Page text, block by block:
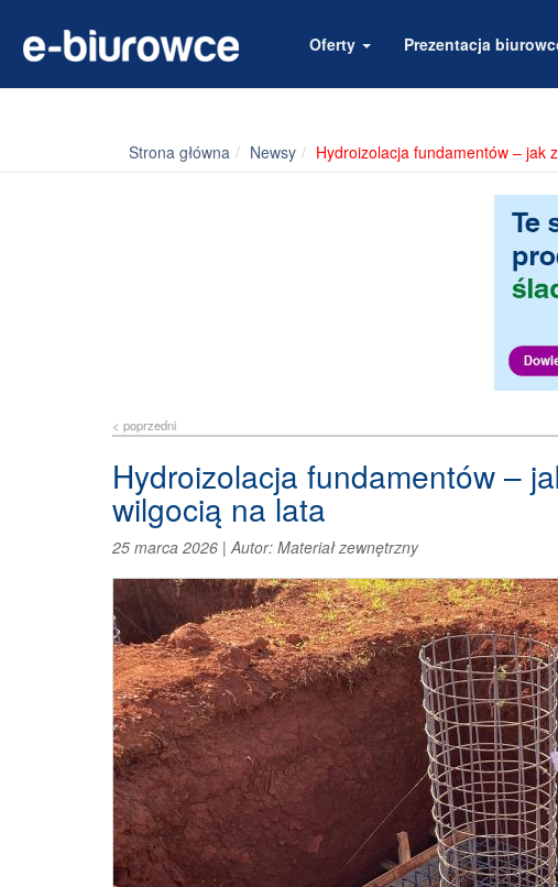
Oferty Prezentacja
Strona główna Newsy Hydroizolacja fundamentów – jak
< poprzedni
Hydroizolacja fundamentów –
wilgocią na lata
25 marca 2026 |Autor: Materiał zewnętrzny